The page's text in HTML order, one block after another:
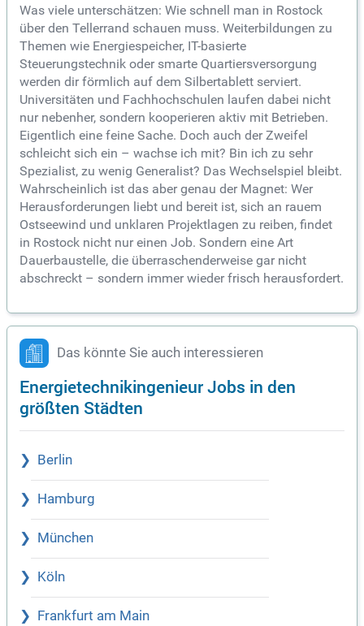
Was viele unterschätzen: Wie schnell man in Rostock
über den Tellerrand schauen muss. Weiterbildungen zu
Themen wie Energiespeicher, IT-basierte
Steuerungstechnik oder smarte Quartiersversorgung
werden dir förmlich auf dem Silbertablett serviert.
Universitäten und Fachhochschulen laufen dabei nicht
nur nebenher, sondern kooperieren aktiv mit Betrieben.
Eigentlich eine feine Sache. Doch auch der Zweifel
schleicht sich ein – wachse ich mit? Bin ich zu sehr
Spezialist, zu wenig Generalist? Das Wechselspiel bleibt.
Wahrscheinlich ist das aber genau der Magnet: Wer
Herausforderungen liebt und bereit ist, sich an rauem
Ostseewind und unklaren Projektlagen zu reiben, findet
in Rostock nicht nur einen Job. Sondern eine Art
Dauerbaustelle, die überraschenderweise gar nicht
abschreckt – sondern immer wieder frisch herausfordert.
Das könnte Sie auch interessieren
Energietechnikingenieur Jobs in den
größten Städten
Berlin
Hamburg
München
Köln
Frankfurt am Main